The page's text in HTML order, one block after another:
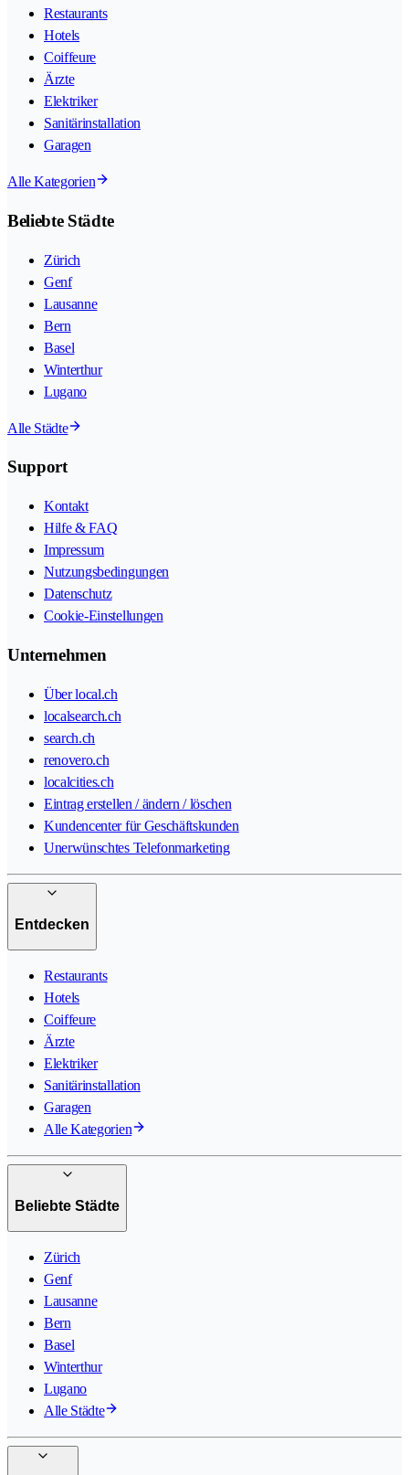
Restaurants
Hotels
Coiffeure
Ärzte
Elektriker
Sanitärinstallation
Garagen
Alle Kategorien
Beliebte Städte
Zürich
Genf
Lausanne
Bern
Basel
Winterthur
Lugano
Alle Städte
Support
Kontakt
Hilfe & FAQ
Impressum
Nutzungsbedingungen
Datenschutz
Cookie-Einstellungen
Unternehmen
Über local.ch
localsearch.ch
search.ch
renovero.ch
localcities.ch
Eintrag erstellen / ändern / löschen
Kundencenter für Geschäftskunden
Unerwünschtes Telefonmarketing
Entdecken
Restaurants
Hotels
Coiffeure
Ärzte
Elektriker
Sanitärinstallation
Garagen
Alle Kategorien
Beliebte Städte
Zürich
Genf
Lausanne
Bern
Basel
Winterthur
Lugano
Alle Städte